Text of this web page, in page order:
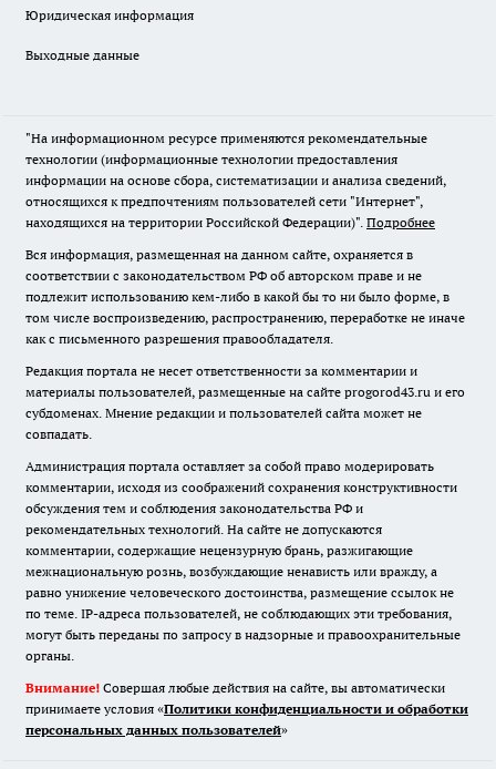
Юридическая информация
Выходные данные
"На информационном ресурсе применяются рекомендательные
технологии (информационные технологии предоставления
информации на основе сбора, систематизации и анализа сведений,
относящихся к предпочтениям пользователей сети "Интернет",
находящихся на территории Российской Федерации)". Подробнее
Вся информация, размещенная на данном сайте, охраняется в
соответствии с законодательством РФ об авторском праве и не
подлежит использованию кем-либо в какой бы то ни было форме, в
том числе воспроизведению, распространению, переработке не иначе
как с письменного разрешения правообладателя.
Редакция портала не несет ответственности за комментарии и
материалы пользователей, размещенные на сайте progorod43.ru и его
субдоменах. Мнение редакции и пользователей сайта может не
совпадать.
Администрация портала оставляет за собой право модерировать
комментарии, исходя из соображений сохранения конструктивности
обсуждения тем и соблюдения законодательства РФ и
рекомендательных технологий. На сайте не допускаются
комментарии, содержащие нецензурную брань, разжигающие
межнациональную рознь, возбуждающие ненависть или вражду, а
равно унижение человеческого достоинства, размещение ссылок не
по теме. IP-адреса пользователей, не соблюдающих эти требования,
могут быть переданы по запросу в надзорные и правоохранительные
органы.
Внимание! Совершая любые действия на сайте, вы автоматически
принимаете условия «Политики конфиденциальности и обработки
персональных данных пользователей»